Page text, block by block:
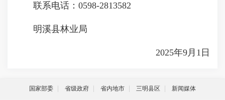
联系电话：0598-2813582
明溪县林业局
2025年9月1日
国家部委 省级政府 省内地市 三明县区 新闻媒体